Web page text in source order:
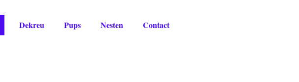
Dekreu Pups Nesten Contact